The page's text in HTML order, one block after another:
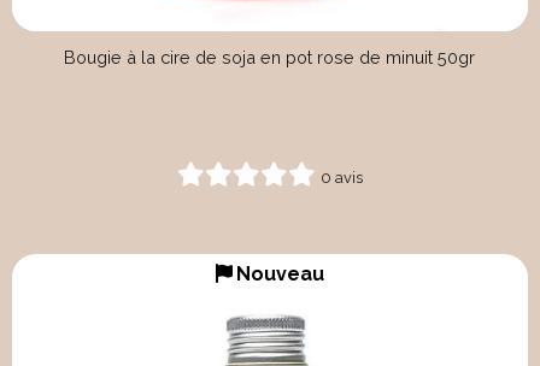
Bougie à la cire de soja en pot rose de minuit 50gr
0 avis
Nouveau